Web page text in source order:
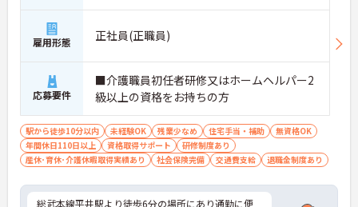
雇用形態 正社員(正職員)
応募要件
■介護職員初任者研修又はホームヘルパー2
級以上の資格をお持ちの方
駅から徒歩10分以内 未経験OK 残業少なめ 住宅手当・補助
無資格OK
年間休日110日以上
資格取得サポート
研修制度あり
産休･育休･介護休暇取得実績あり
社会保険完備 交通費支給 退職金制度あり
総武本線平井駅より徒歩6分の場所にあり通勤に便